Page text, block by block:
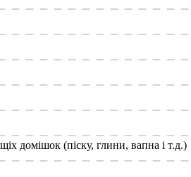
домішок (піску, глини, вапна і т.д.)